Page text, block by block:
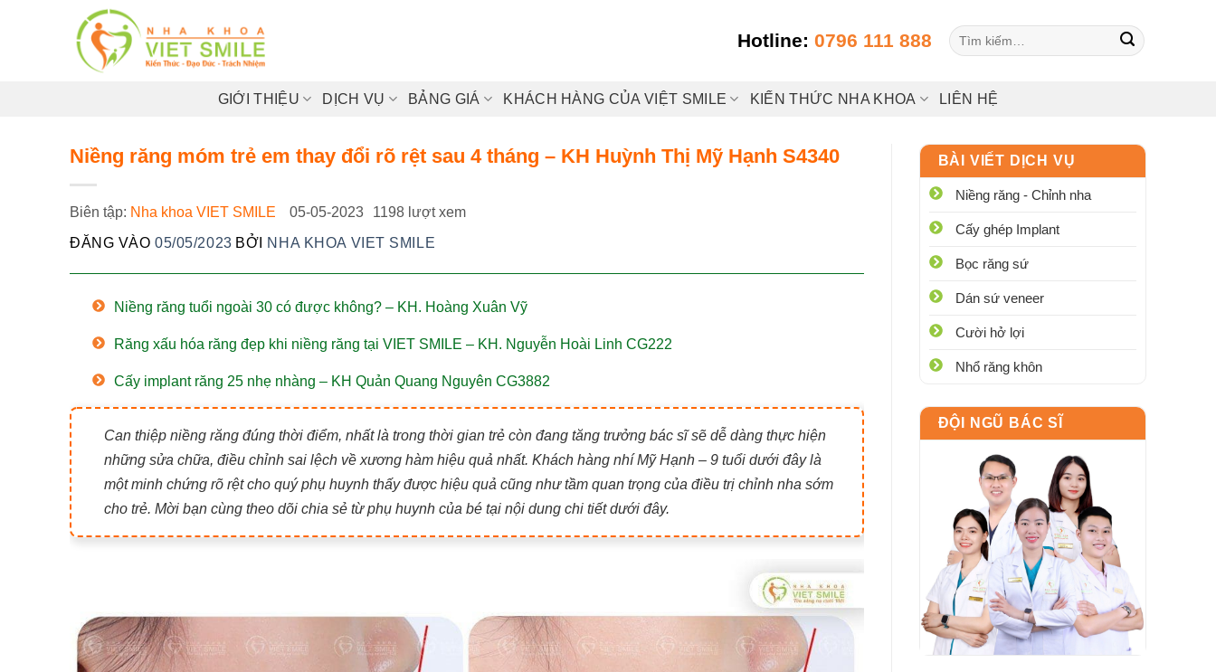
Hotline: 0796 111 888
Tìm
kiếm:
GIỚI THIỆU DỊCH VỤ BẢNG GIÁ KHÁCH HÀNG CỦA VIỆT SMILE KIẾN THỨC NHA KHOA LIÊN HỆ
Niềng răng móm trẻ em thay đổi rõ rệt sau 4 tháng – KH Huỳnh Thị Mỹ Hạnh S4340
Biên tập: Nha khoa VIET SMILE 05-05-2023
1198 lượt xem
ĐĂNG VÀO05/05/2023 BỞI NHA KHOA VIET SMILE
Niềng răng tuổi ngoài 30 có được không? – KH. Hoàng Xuân Vỹ
Răng xấu hóa răng đẹp khi niềng răng tại VIET SMILE – KH. Nguyễn Hoài Linh CG222
Cấy implant răng 25 nhẹ nhàng – KH Quản Quang Nguyên CG3882
Can thiệp niềng răng đúng thời điểm, nhất là trong thời gian trẻ còn đang tăng trưởng bác sĩ sẽ dễ dàng thực hiện
những sửa chữa, điều chỉnh sai lệch về xương hàm hiệu quả nhất. Khách hàng nhí Mỹ Hạnh – 9 tuổi dưới đây là
một minh chứng rõ rệt cho quý phụ huynh thấy được hiệu quả cũng như tầm quan trọng của điều trị chỉnh nha sớm
cho trẻ. Mời bạn cùng theo dõi chia sẻ từ phụ huynh của bé tại nội dung chi tiết dưới đây.
BÀI VIẾT DỊCH VỤ
Niềng răng - Chỉnh nha
Cấy ghép Implant
Bọc răng sứ
Dán sứ veneer
Cười hở lợi
Nhổ răng khôn
ĐỘI NGŨ BÁC SĨ